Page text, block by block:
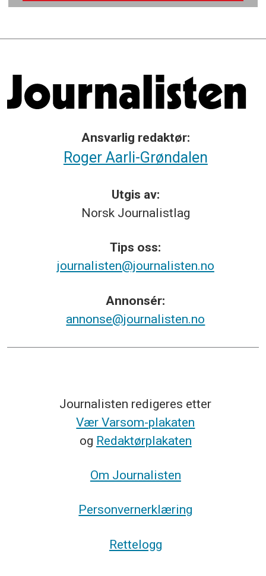
Ansvarlig redaktør:
Roger Aarli-Grøndalen
Utgis av:
Norsk Journalistlag
Tips oss:
journalisten@journalisten.no
Annonsér:
annonse@journalisten.no
Journalisten redigeres etter
Vær Varsom-plakaten
og Redaktørplakaten
Om Journalisten
Personvernerklæring
Rettelogg